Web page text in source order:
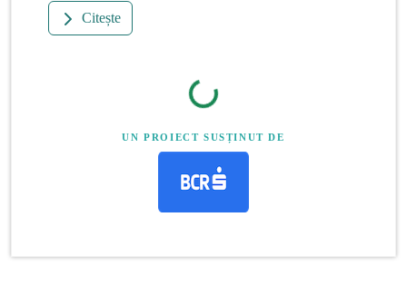
Citește
UN PROIECT SUSȚINUT DE